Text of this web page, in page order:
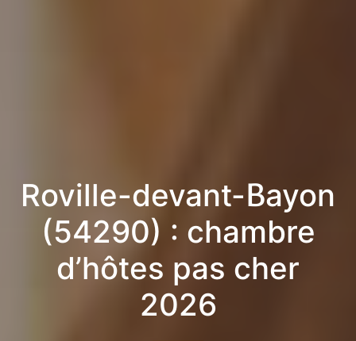
Roville-devant-Bayon
(54290) : chambre
d’hôtes pas cher
2026